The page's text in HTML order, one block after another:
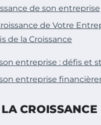
de son entreprise
de Votre
de la Croissance
entreprise : défis et
entreprise
CROISSANCE